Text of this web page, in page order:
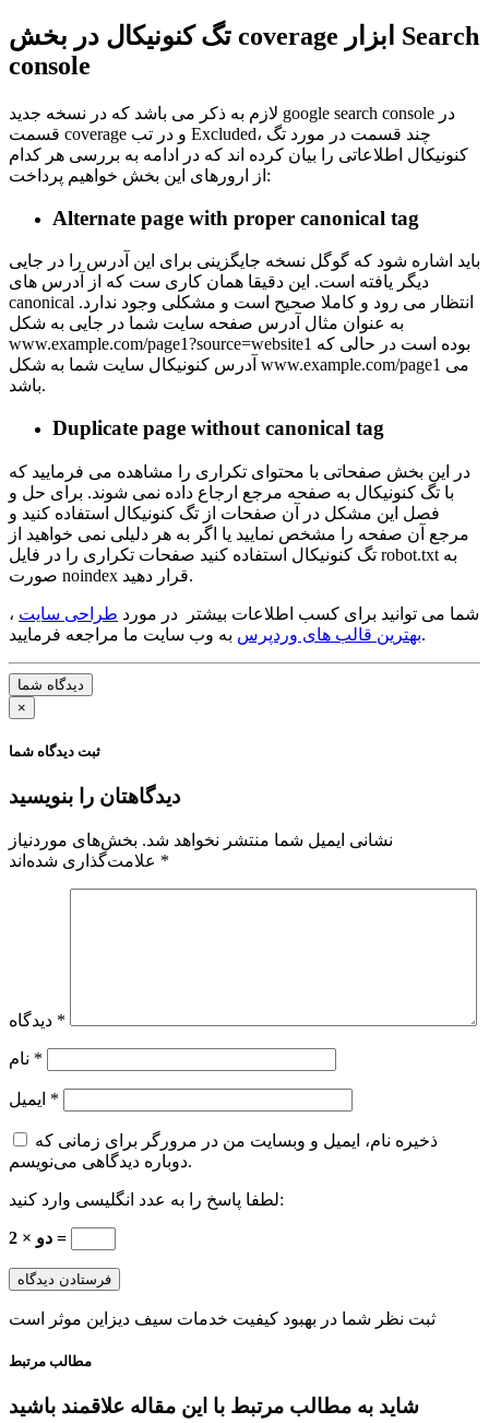
تگ کنونیکال در بخش coverage ابزار Search
console
لازم به ذکر می باشد که در نسخه جدید google search console در
قسمت coverage و در تب Excluded، چند قسمت در مورد تگ
کنونیکال اطلاعاتی را بیان کرده اند که در ادامه به بررسی هر کدام
از ارورهای این بخش خواهیم پرداخت:
Alternate page with proper canonical tag
باید اشاره شود که گوگل نسخه جایگزینی برای این آدرس را در جایی
دیگر یافته است. این دقیقا همان کاری ست که از آدرس های
canonical انتظار می رود و کاملا صحیح است و مشکلی وجود ندارد.
به عنوان مثال آدرس صفحه سایت شما در جایی به شکل
www.example.com/page1?source=website1 بوده است در حالی که
آدرس کنونیکال سایت شما به شکل www.example.com/page1 می
باشد.
Duplicate page without canonical tag
در این بخش صفحاتی با محتوای تکراری را مشاهده می فرمایید که
با تگ کنونیکال به صفحه مرجع ارجاع داده نمی شوند. برای حل و
فصل این مشکل در آن صفحات از تگ کنونیکال استفاده کنید و
مرجع آن صفحه را مشخص نمایید یا اگر به هر دلیلی نمی خواهید از
تگ کنونیکال استفاده کنید صفحات تکراری را در فایل robot.txt به
صورت noindex قرار دهید.
شما می توانید برای کسب اطلاعات بیشتر در مورد طراحی سایت ،
بهترین قالب های وردپرسبه وب سایت ما مراجعه فرمایید.
دیدگاه شما
×
ثبت دیدگاه شما
دیدگاهتان را بنویسید
نشانی ایمیل شما منتشر نخواهد شد. بخش‌های موردنیاز
*
*
*
*
ذخیره نام، ایمیل و وبسایت من در مرورگر برای زمانی که
دوباره دیدگاهی می‌نویسم.
لطفا پاسخ را به عدد انگلیسی وارد کنید:
2 × دو =
ثبت نظر شما در بهبود کیفیت خدمات سیف دیزاین موثر است
مطالب مرتبط
شاید به مطالب مرتبط با این مقاله علاقمند باشید